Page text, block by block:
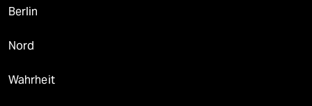
Berlin
Nord
Wahrheit